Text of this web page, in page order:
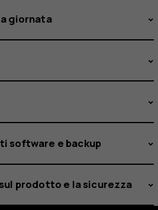
giornata
software e backup
prodotto e la sicurezza